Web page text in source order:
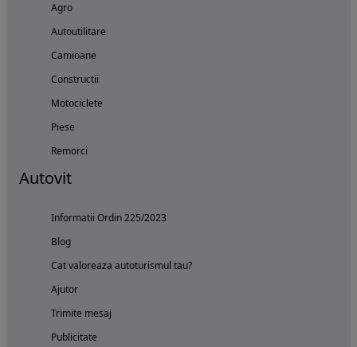
Agro
Autoutilitare
Camioane
Constructii
Motociclete
Piese
Remorci
Autovit
Informatii Ordin 225/2023
Blog
Cat valoreaza autoturismul tau?
Ajutor
Trimite mesaj
Publicitate